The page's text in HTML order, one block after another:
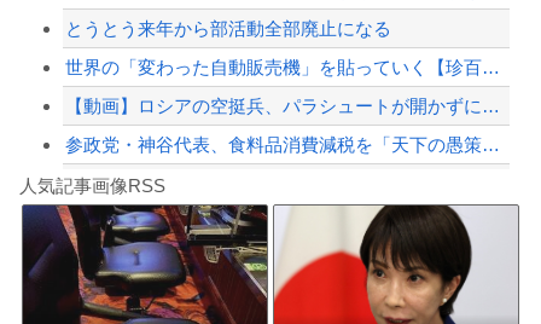
Powered by livedoor 相互RSS
とうとう来年から部活動全部廃止になる
世界の「変わった自動販売機」を貼っていく【珍百景】
【動画】ロシアの空挺兵、パラシュートが開かずに墜落してしまう。
参政党・神谷代表、食料品消費減税を「天下の愚策だ」と痛烈批判！
白石「あ、あきら様……？」あきら「……白石」
8/4のニュース
人気記事画像RSS